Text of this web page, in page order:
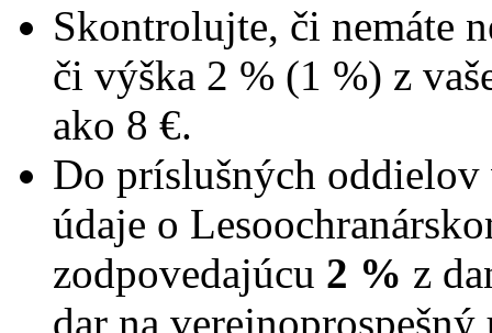
Skontrolujte, či nemáte
či výška 2 % (1 %) z
ako 8 €.
Do príslušných
údaje o
zodpovedajúcu 2 % z
dar na